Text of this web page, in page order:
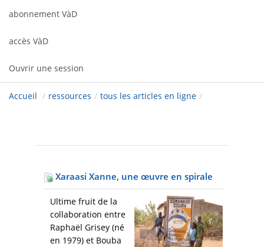
abonnement VàD
accès VàD
Ouvrir une session
Accueil / ressources / tous les articles en ligne /
Xaraasi Xanne, une œuvre en spirale
Ultime fruit de la
collaboration entre
Raphaël Grisey (né
en 1979) et Bouba